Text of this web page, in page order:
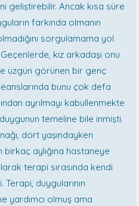
geliştirebilir. Ancak kısa süre
farkında olmanın
sorgulamama yol
kız arkadaşı onu
üzgün görünen bir genç
bunu çok defa
ayrılmayı kabullenmekte
temeline bile inmişti.
dört yaşındayken
aylığına hastaneye
terapi sırasında kendi
Terapi, duygularının
yardımcı olmuş ama